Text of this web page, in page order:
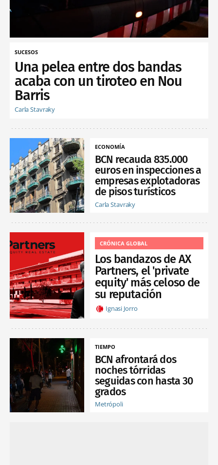
SUCESOS
Una pelea entre dos bandas
acaba con un tiroteo en Nou
Barris
Carla Stavraky
ECONOMÍA
BCN recauda 835.000
euros en inspecciones a
empresas explotadoras
de pisos turísticos
Carla Stavraky
CRÓNICA GLOBAL
Los bandazos de AX
Partners, el 'private
equity' más celoso de
su reputación
Ignasi Jorro
TIEMPO
BCN afrontará dos
noches tórridas
seguidas con hasta 30
grados
Metrópoli